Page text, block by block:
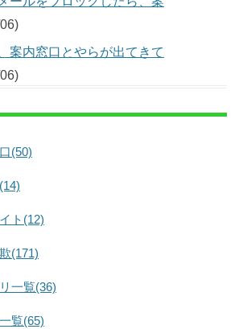
案内窓口とやらが出てきて
(50)
ト(12)
(171)
一覧(36)
覧(65)